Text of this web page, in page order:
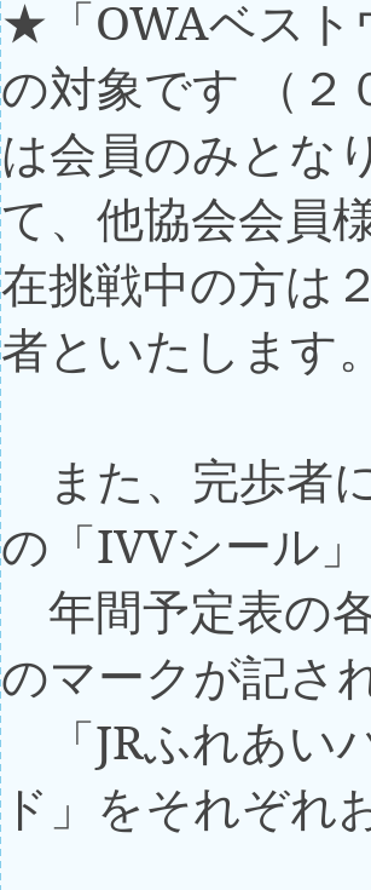
★「OWAベスト
の対象です （２
は会員のみとな
て、他協会会員
在挑戦中の方は
者といたします
また、完歩者
の「IVVシール
年間予定表の
のマークが記さ
「JRふれあい
ド」をそれぞれ